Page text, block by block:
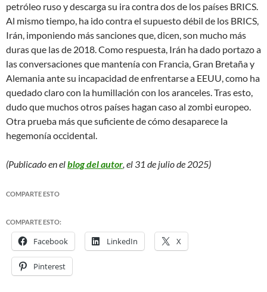
petróleo ruso y descarga su ira contra dos de los países BRICS.
Al mismo tiempo, ha ido contra el supuesto débil de los BRICS,
Irán, imponiendo más sanciones que, dicen, son mucho más
duras que las de 2018. Como respuesta, Irán ha dado portazo a
las conversaciones que mantenía con Francia, Gran Bretaña y
Alemania ante su incapacidad de enfrentarse a EEUU, como ha
quedado claro con la humillación con los aranceles. Tras esto,
dudo que muchos otros países hagan caso al zombi europeo.
Otra prueba más que suficiente de cómo desaparece la
hegemonía occidental.
(Publicado en elblog del autor, el 31 de julio de 2025)
COMPARTE ESTO
COMPARTE ESTO:
Facebook LinkedIn X
Pinterest